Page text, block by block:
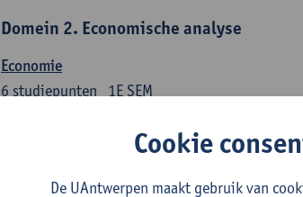
Domein 2. Economische analyse
Economie
1E SEM
6 studiepunten
Cookie
De UAntwerpen maakt gebruik van